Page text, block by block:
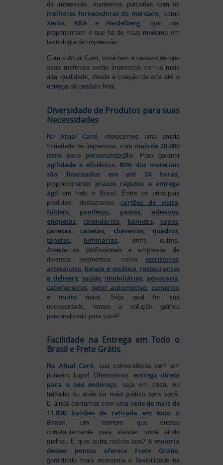
de impressão, mantemos parcerias com os
melhores fornecedores do mercado, como
Xerox, KBA e Heidelberg, que nos
proporcionam o que há de mais moderno em
tecnologia de impressão.
Com a Atual Card, você tem a certeza de que
seus materiais serão impressos com a mais
alta qualidade, desde a criação da arte até a
entrega do produto final.
Diversidade de Produtos para suas
Necessidades
NaAtual Card , oferecemos uma ampla
variedade de impressos, com mais de 20.000
itens para personalização . Para garantir
agilidade e eficiência, 80% dos materiais
são finalizados em até 24 horas,
proporcionando prazos rápidos e entrega
ágil em todo o Brasil. Entre os principais
produtos, destacamos cartões de visita,
folders, panfletos, pastas, adesivos,
etiquetas,calendários, banners, copos,
canecas,canetas, chaveiros, quadros,
tapetes, luminárias , entre outros.
Atendemos profissionais e empresas de
diversos segmentos, como escritórios,
artesanato, beleza e estética, restaurantes
e delivery, saúde, imobiliárias, advocacia,
cabeleireiros, setor automotivo, comércio
e muito mais . Seja qual for sua
necessidade, temos a solução gráfica
personalizada para você!
Facilidade na Entrega em Todo o
Brasil e Frete Grátis
Na Atual Card, sua conveniência vem em
primeiro lugar! Oferecemos entrega direta
para o seu endereço, seja em casa, no
trabalho ou onde for mais prático para você.
E ainda contamos com uma rede de mais de
11.000 balcões de retirada em todo o
Brasil, um número que cresce
constantemente para atender você ainda
melhor. E quer outra notícia boa?A maioria
desses pontos oferece Frete Grátis,
garantindo mais economia e flexibilidade na